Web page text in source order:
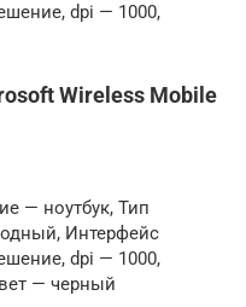
dpi — 1000,
Wireless Mobile
— ноутбук, Тип
Интерфейс
dpi — 1000,
— черный